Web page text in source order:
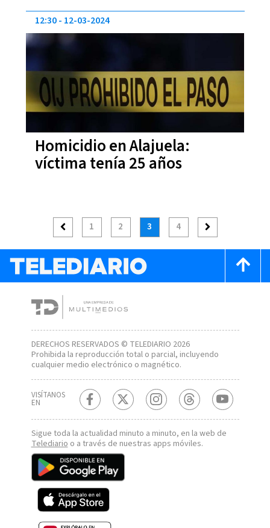
Homicidio en Alajuela:
víctima tenía 25 años
12:30 12-03-2024
1 2 3 4
DERECHOS RESERVADOS © TELEDIARIO 2026
Prohibida la reproducción total o parcial, incluyendo
cualquier medio electrónico o magnético.
VISÍTANOS
EN
Sigue toda la actualidad minuto a minuto, en la web de
Telediario o a través de nuestras apps móviles.